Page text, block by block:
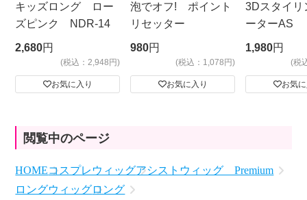
キッズロング ロー
ズピンク NDR-14
2,680円
(税込：2,948円)
お気に入り
泡でオフ! ポイント
リセッター
980円
(税込：1,078円)
お気に入り
3Dスタイリ
ーターAS
ビッグサイ
1,980円
(税
お気
閲覧中のページ
HOMEコスプレウィッグアシストウィッグ Premium
ロングウィッグロング